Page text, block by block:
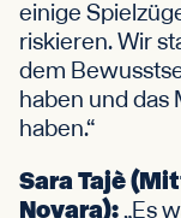
einige
riskieren. Wir
dem
haben und
haben.“
Sara Tajè